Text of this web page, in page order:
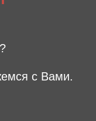
с Вами.